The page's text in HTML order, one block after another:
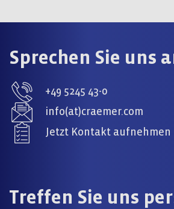
Sprechen Sie uns
+49 5245 43-0
info(at)craemer.com
Jetzt Kontakt aufnehmen
Treffen Sie uns